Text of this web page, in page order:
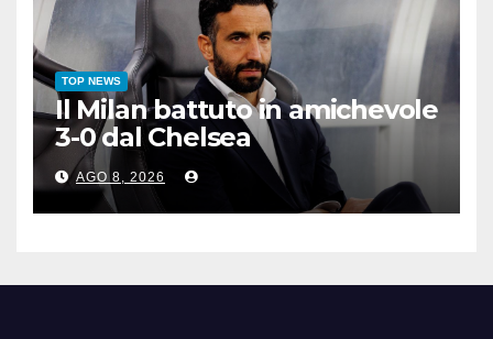
TOP NEWS
Il Milan battuto in amichevole
3-0 dal Chelsea
AGO 8, 2026